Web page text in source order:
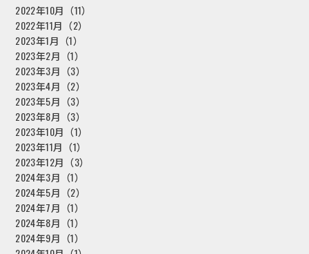
2022年10月（11）
2022年11月（2）
2023年1月（1）
2023年2月（1）
2023年3月（3）
2023年4月（2）
2023年5月（3）
2023年8月（3）
2023年10月（1）
2023年11月（1）
2023年12月（3）
2024年3月（1）
2024年5月（2）
2024年7月（1）
2024年8月（1）
2024年9月（1）